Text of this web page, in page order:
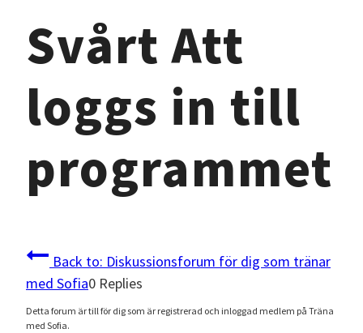
Svårt Att
loggs in till
programmet
Back to: Diskussionsforum för dig som tränar
med Sofia0 Replies
Detta forum är till för dig som är registrerad och inloggad medlem på Träna
med Sofia.